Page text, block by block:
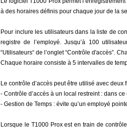
à des horaires définis pour chaque jour de la
Pour inclure les utilisateurs dans la liste de
registre de l’employé. Jusqu’à 100
“Utilisateurs“ de l’onglet “Contrôle d'accès”.
Chaque horaire consiste à 5 intervalles de
Le contrôle d’accès peut être utilisé avec
- Contrôle d’accès à un local restreint : dans
- Gestion de Temps : évite qu’un employé
Lorsque le T1000 Prox est en train de